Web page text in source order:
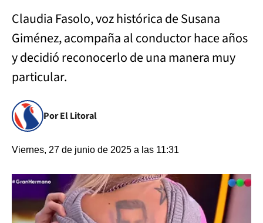
Claudia Fasolo, voz histórica de Susana
Giménez, acompaña al conductor hace años
y decidió reconocerlo de una manera muy
particular.
Por El Litoral
Viernes, 27 de junio de 2025 a las 11:31